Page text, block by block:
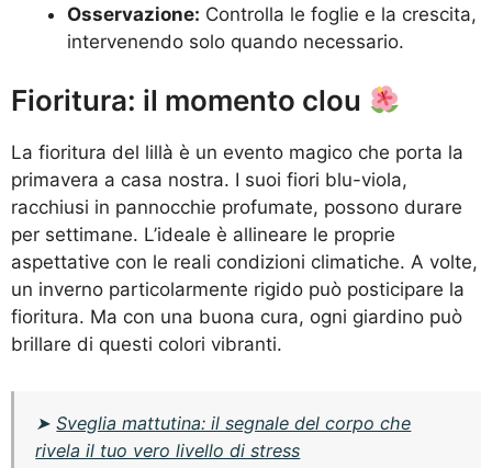
Osservazione: Controlla le foglie e la crescita,
intervenendo solo quando necessario.
Fioritura: il momento clou
La fioritura del lillà è un evento magico che porta la
primavera a casa nostra. I suoi fiori blu-viola,
racchiusi in pannocchie profumate, possono durare
per settimane. L’ideale è allineare le proprie
aspettative con le reali condizioni climatiche. A volte,
un inverno particolarmente rigido può posticipare la
fioritura. Ma con una buona cura, ogni giardino può
brillare di questi colori vibranti.
➤Sveglia mattutina: il segnale del corpo che
rivela il tuo vero livello di stress